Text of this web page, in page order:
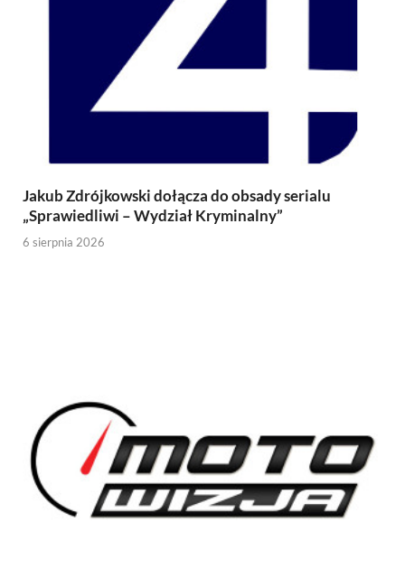
Jakub Zdrójkowski dołącza do obsady serialu
„Sprawiedliwi – Wydział Kryminalny”
6 sierpnia 2026